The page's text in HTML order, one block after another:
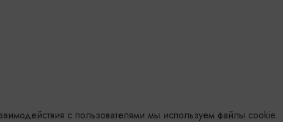
с пользователями мы используем файлы cookie.